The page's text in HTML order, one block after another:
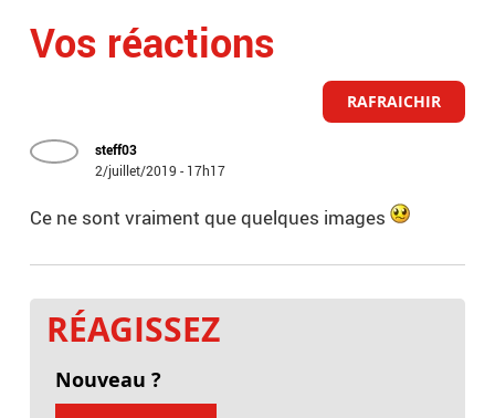
Vos réactions
RAFRAICHIR
steff03
2/juillet/2019 - 17h17
Ce ne sont vraiment que quelques images
RÉAGISSEZ
Nouveau ?